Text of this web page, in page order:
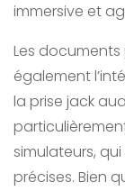
immersive et
Les
également
la prise jack
simulateurs,
précises. Bien